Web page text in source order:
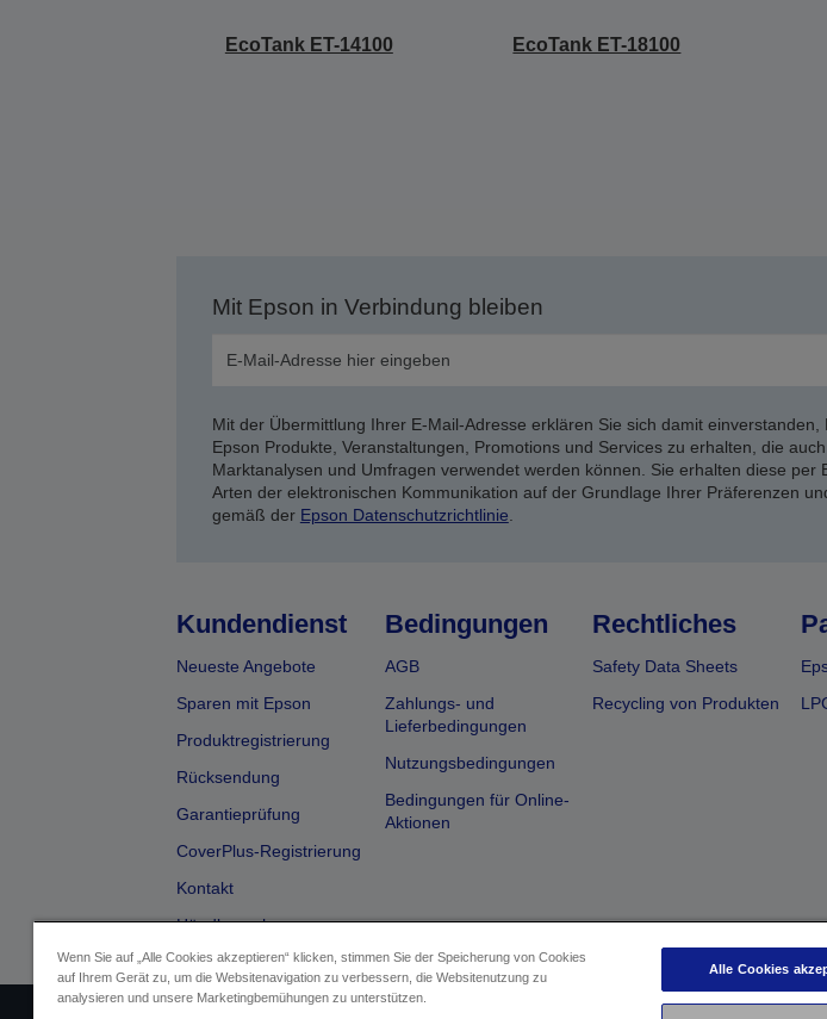
EcoTank ET-14100 EcoTank ET-18100
Mit Epson in Verbindung bleiben
Mit der Übermittlung Ihrer E-Mail-Adresse erklären Sie sich damit
Epson Produkte, Veranstaltungen, Promotions und Services zu erhalten, die
Marktanalysen und Umfragen verwendet werden können. Sie erhalten diese per
Arten der elektronischen Kommunikation auf der Grundlage Ihrer Präferenzen
gemäß der Epson Datenschutzrichtlinie
Kundendienst
Neueste Angebote
Sparen mit Epson
Produktregistrierung
Rücksendung
Garantieprüfung
CoverPlus-Registrierung
Kontakt
Händlersuche
Bedingungen
AGB
Zahlungs- und
Lieferbedingungen
Nutzungsbedingungen
Bedingungen für Online-
Aktionen
Rechtliches
Safety Data Sheets
Recycling von Produkten
Wenn Sie auf „Alle Cookies akzeptieren“ klicken, stimmen Sie der Speicherung von Cookies
auf Ihrem Gerät zu, um die Websitenavigation zu verbessern, die Websitenutzung zu
analysieren und unsere Marketingbemühungen zu unterstützen.
Alle Cookies